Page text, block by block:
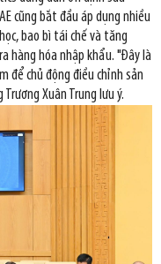
cũng bắt đầu áp dụng nhiều
bao bì tái chế và tăng
hàng hóa nhập khẩu. "Đây là
để chủ động điều chỉnh sản
Xuân Trung lưu ý.